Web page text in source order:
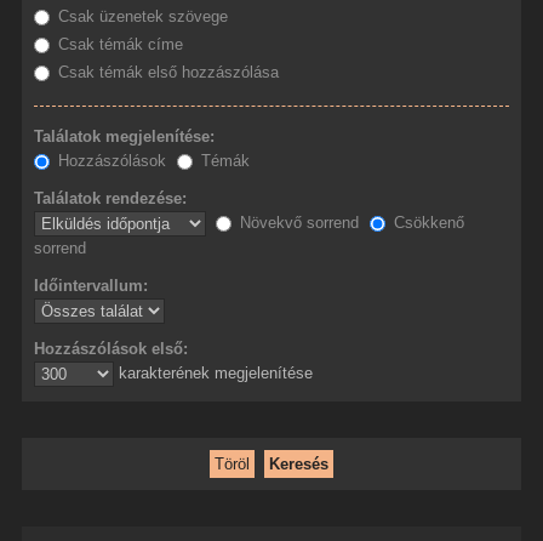
Csak üzenetek szövege
Csak témák címe
Csak témák első hozzászólása
Találatok megjelenítése:
Hozzászólások
Témák
Találatok rendezése:
Növekvő sorrend
Csökkenő
sorrend
Időintervallum:
Hozzászólások első:
karakterének megjelenítése